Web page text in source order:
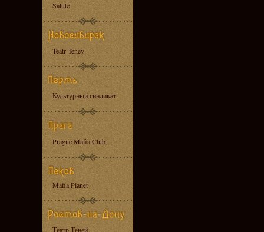
Salute
Teatr Teney
Культурный синдикат
Prague Mafia Club
Mafia Planet
Театр Теней